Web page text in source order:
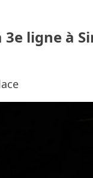
ligne à